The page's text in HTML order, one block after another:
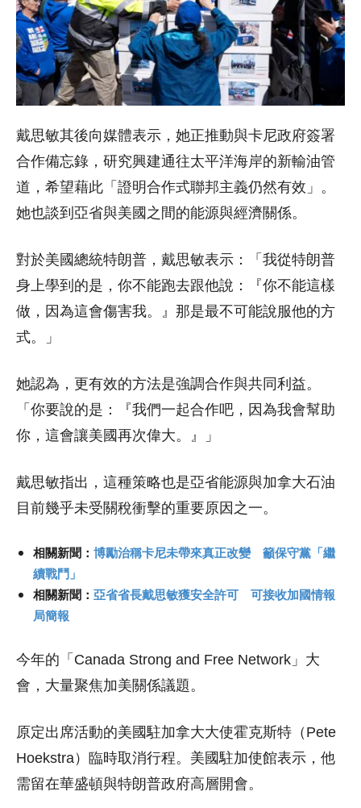
戴思敏其後向媒體表示，她正推動與卡尼政府簽署
合作備忘錄，研究興建通往太平洋海岸的新輸油管
道，希望藉此「證明合作式聯邦主義仍然有效」。
她也談到亞省與美國之間的能源與經濟關係。
對於美國總統特朗普，戴思敏表示：「我從特朗普
身上學到的是，你不能跑去跟他說：『你不能這樣
做，因為這會傷害我。』那是最不可能說服他的方
式。」
她認為，更有效的方法是強調合作與共同利益。
「你要說的是：『我們一起合作吧，因為我會幫助
你，這會讓美國再次偉大。』」
戴思敏指出，這種策略也是亞省能源與加拿大石油
目前幾乎未受關稅衝擊的重要原因之一。
相關新聞： 博勵治稱卡尼未帶來真正改變 籲保守黨「繼
續戰鬥」
相關新聞： 亞省省長戴思敏獲安全許可 可接收加國情報
局簡報
今年的「Canada Strong and Free Network」大
會，大量聚焦加美關係議題。
原定出席活動的美國駐加拿大大使霍克斯特（Pete
Hoekstra）臨時取消行程。美國駐加使館表示，他
需留在華盛頓與特朗普政府高層開會。